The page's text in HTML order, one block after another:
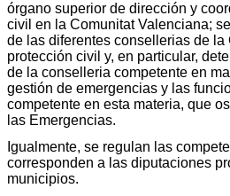
órgano superior de dirección y
civil en la Comunitat Valenciana;
de las diferentes consellerias de la
protección civil y, en particular,
de la conselleria competente en
gestión de emergencias y las
competente en esta materia, que
las Emergencias.
Igualmente, se regulan las
corresponden a las diputaciones
municipios.